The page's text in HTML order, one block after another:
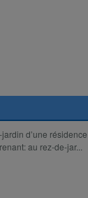
d’une résidence
au rez-de-jar...